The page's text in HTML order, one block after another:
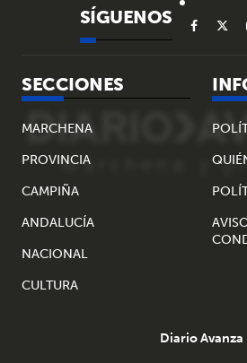
SÍGUENOS
SECCIONES
MARCHENA
PROVINCIA
CAMPIÑA
ANDALUCÍA
NACIONAL
CULTURA
Diario Avanza